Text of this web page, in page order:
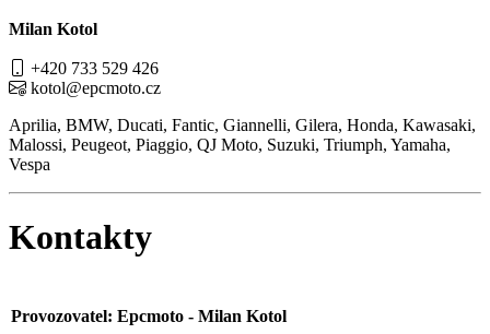
Milan Kotol
+420 733 529 426
kotol@epcmoto.cz
Aprilia, BMW, Ducati, Fantic, Giannelli, Gilera, Honda, Kawasaki,
Malossi, Peugeot, Piaggio, QJ Moto, Suzuki, Triumph, Yamaha,
Vespa
Kontakty
Provozovatel: Epcmoto - Milan Kotol